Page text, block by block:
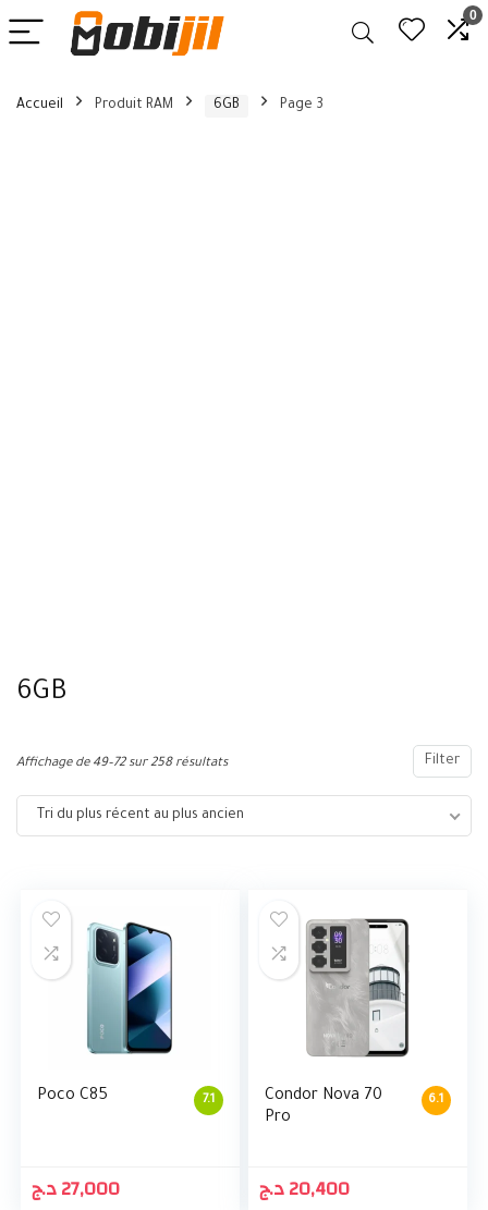
0
Accueil Produit RAM 6GB Page 3
6GB
Filter
Affichage de 49–72 sur 258 résultats
Tri du plus récent au plus ancien
7.1
Poco C85
27,000د.ج
6.1
Condor Nova 70
Pro
20,400د.ج